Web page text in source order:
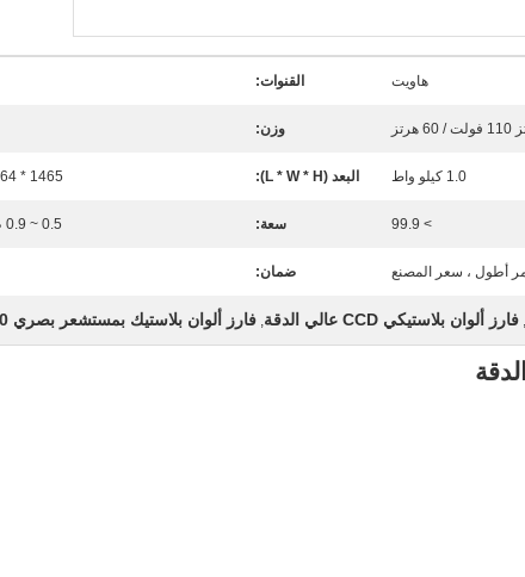
هاويت القنوات:
وزن:
1.0 كيلو واط البعد (L * W * H): 1465 * 1764 * 2341
> 99.9 سعة: 0.5 ~ 0.9 طن / ساعة
أطول ، سعر المصنع ضمان:
, فارز ألوان بلاستيكي CCD عالي الدقة , فارز ألوان بلاستيك بمستشعر بصري 110 فولت